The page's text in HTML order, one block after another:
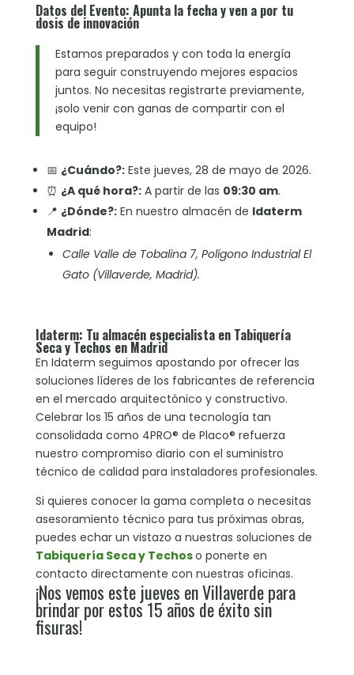
Datos del Evento: Apunta la fecha y ven a por tu
dosis de innovación
Estamos preparados y con toda la energía
para seguir construyendo mejores espacios
juntos. No necesitas registrarte previamente,
¡solo venir con ganas de compartir con el
equipo!
📅 ¿Cuándo?:Este jueves, 28 de mayo de 2026.
⏰ ¿A qué hora?:A partir de las 09:30 am.
📍 ¿Dónde?:En nuestro almacén de Idaterm
Madrid:
Calle Valle de Tobalina 7, Polígono Industrial El
Gato (Villaverde, Madrid).
Idaterm: Tu almacén especialista en Tabiquería
Seca y Techos en Madrid
En Idaterm seguimos apostando por ofrecer las
soluciones líderes de los fabricantes de referencia
en el mercado arquitectónico y constructivo.
Celebrar los 15 años de una tecnología tan
consolidada como 4PRO® de Placo® refuerza
nuestro compromiso diario con el suministro
técnico de calidad para instaladores profesionales.
Si quieres conocer la gama completa o necesitas
asesoramiento técnico para tus próximas obras,
puedes echar un vistazo a nuestras soluciones de
Tabiquería Seca y Techoso ponerte en
contacto directamente con nuestras oficinas.
¡Nos vemos este jueves en Villaverde para
brindar por estos 15 años de éxito sin
fisuras!